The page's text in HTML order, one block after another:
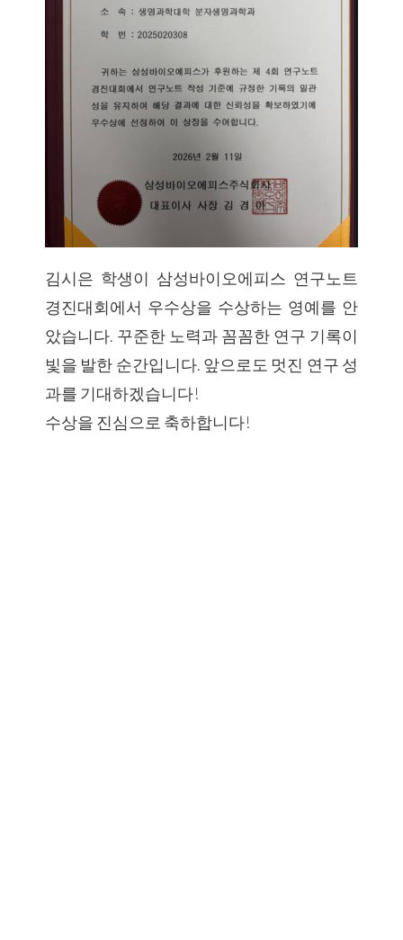
김시은 학생이 삼성바이오에피스 연구노트
경진대회에서 우수상을 수상하는 영예를 안
았습니다. 꾸준한 노력과 꼼꼼한 연구 기록이
빛을 발한 순간입니다. 앞으로도 멋진 연구 성
과를 기대하겠습니다!
수상을 진심으로 축하합니다!